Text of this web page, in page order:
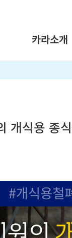
카라소개
개식용 종